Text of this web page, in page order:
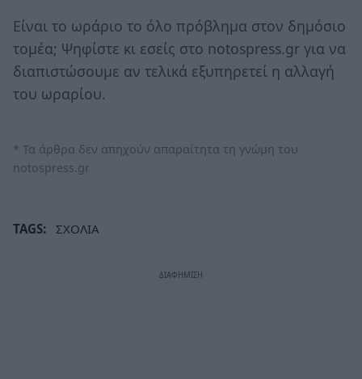
Είναι το ωράριο το όλο πρόβλημα στον δημόσιο
τομέα; Ψηφίστε κι εσείς στο notospress.gr για να
διαπιστώσουμε αν τελικά εξυπηρετεί η αλλαγή
του ωραρίου.
* Τα άρθρα δεν απηχούν απαραίτητα τη γνώμη του
notospress.gr
TAGS: ΣΧΟΛΙΑ